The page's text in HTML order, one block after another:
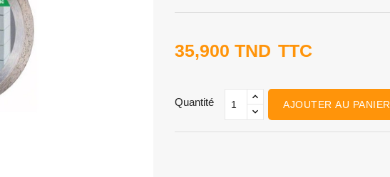
35,900 TND TTC
Quantité AJOUTER AU PANIER